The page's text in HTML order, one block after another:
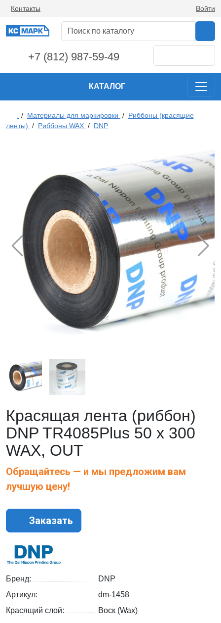
Контакты Войти
+7 (812) 987-59-49
КАТАЛОГ
/ Материалы для маркировки / Риббоны (красящие
ленты) / Риббоны WAX / DNP
Красящая лента (риббон)
DNP TR4085Plus 50 x 300
WAX, OUT
Обращайтесь — и мы предложим вам
лучшую цену!
Заказать
Бренд:
DNP
Артикул:
dm-1458
Красящий слой:
Воск (Wax)